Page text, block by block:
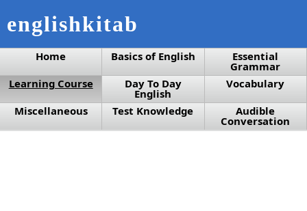
englishkitab
Home Basics of English Essential
Grammar
Learning Course
Day To Day
English
Vocabulary
Miscellaneous
Test Knowledge Audible
Conversation